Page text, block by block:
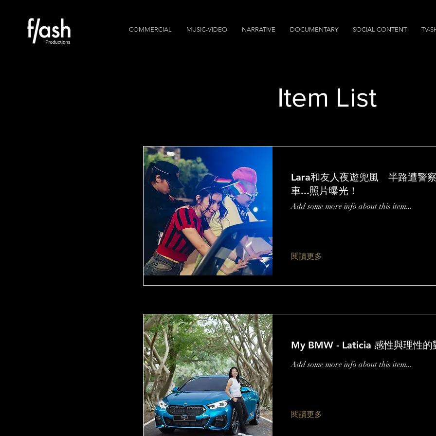
COMMERCIAL MUSIC-VIDEO NARRATIVE DOCUMENTARY SOCIAL CONTENT TV-
Item List
Lara和友人夜遊兜風 半路遭警
車...照片曝光！
Add some more info about this item...
閱讀更多
My BMW - Laticia 感性與理性的
Add some more info about this item...
閱讀更多